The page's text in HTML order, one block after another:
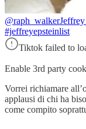
@raph_walker
#jeffreyepsteinlist
Tiktok failed to
Enable 3rd party
Vorrei richiamare
applausi di chi ha
come compito